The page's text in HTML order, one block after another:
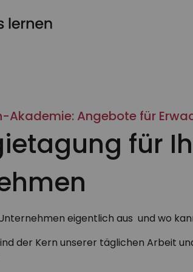
Akademie: Angebote für
für
eigentlich aus und wo
der Kern unserer täglichen Arbeit